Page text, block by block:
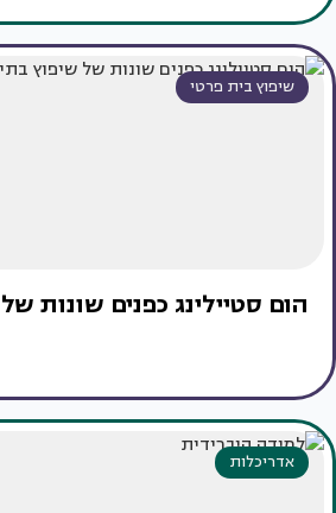
שיפוץ בית פרטי
הום סטיילינג כפנים שונות
אדריכלות